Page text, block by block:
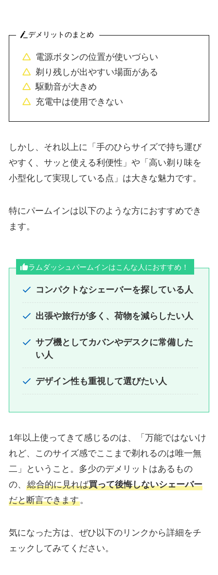
デメリットのまとめ
電源ボタンの位置が使いづらい
剃り残しが出やすい場面がある
駆動音が大きめ
充電中は使用できない
しかし、それ以上に「手のひらサイズで持ち運び
やすく、サッと使える利便性」や「高い剃り味を
小型化して実現している点」は大きな魅力です。
特にパームインは以下のような方におすすめでき
ます。
ラムダッシュパームインはこんな人におすすめ！
コンパクトなシェーバーを探している人
出張や旅行が多く、荷物を減らしたい人
サブ機としてカバンやデスクに常備した
い人
デザイン性も重視して選びたい人
1年以上使ってきて感じるのは、「万能ではないけ
れど、このサイズ感でここまで剃れるのは唯一無
二」ということ。多少のデメリットはあるもの
の、 総合的に見れば買って後悔しないシェーバー
だと断言できます。
気になった方は、ぜひ以下のリンクから詳細をチ
ェックしてみてください。